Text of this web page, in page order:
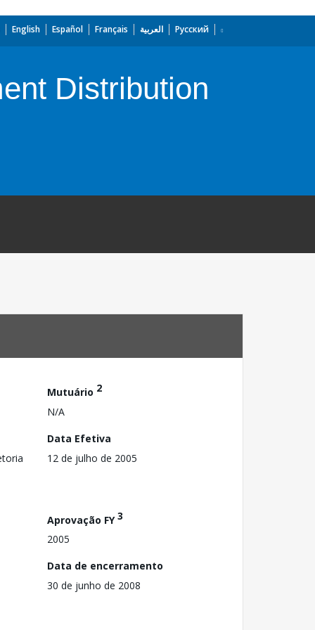
English Español Français العربية Русский
Distribution
Mutuário 2
N/A
Data Efetiva
12 de julho de 2005
Aprovação FY3
2005
Data de encerramento
30 de junho de 2008